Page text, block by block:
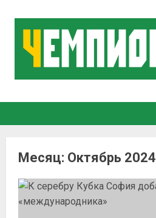
Месяц: Октябрь 2024